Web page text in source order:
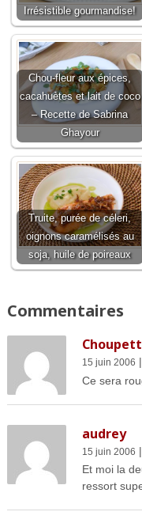
Irrésistible gourmandise!
Chou-fleur aux épices,
cacahuètes et lait de coco
– Recette de Sabrina
Ghayour
Truite, purée de céleri,
oignons caramélisés au
soja, huile de poireaux
Commentaires
15 juin 2006 |
Ce sera
audrey
15 juin 2006 |
Et moi la
ressort